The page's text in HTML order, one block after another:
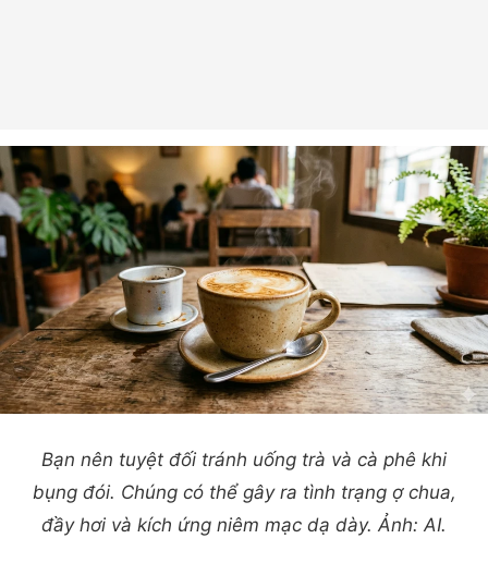
Bạn nên tuyệt đối tránh uống trà và cà phê khi
bụng đói. Chúng có thể gây ra tình trạng ợ chua,
đầy hơi và kích ứng niêm mạc dạ dày. Ảnh: AI.